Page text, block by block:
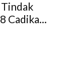
Cadika...